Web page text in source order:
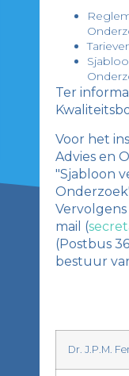
Ter
Voor het
Advies en
"Sjabloon
mail (
(Postbus
bestuur
Dr. J.P.M.